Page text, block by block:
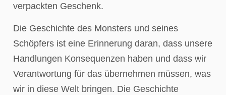
verpackten Geschenk.
Die Geschichte des Monsters und seines
Schöpfers ist eine Erinnerung daran, dass unsere
Handlungen Konsequenzen haben und dass wir
Verantwortung für das übernehmen müssen, was
wir in diese Welt bringen. Die Geschichte